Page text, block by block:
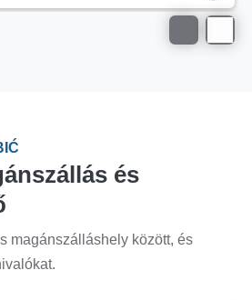
és
magánszálláshely között, és